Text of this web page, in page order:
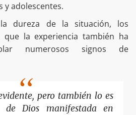
y adolescentes.
dureza de la situación, los
que la experiencia también ha
numerosos signos de
pero también lo es
de Dios manifestada en